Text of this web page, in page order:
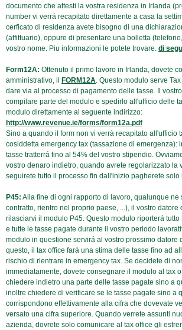
documento che attesti la vostra residenza in Irlanda
number vi verrá recapitato direttamente a casa la
cerficato di residenza avete bisogno di una
(affittuario), oppure di presentare una bolletta
vostro nome. Piu informazioni le potete trovare. di
Form12A: Ottenuto il primo lavoro in Irlanda, dovete
amministrativo, il FORM12A . Questo modulo serve
dare via al processo di pagamento delle tasse. Il
compilare parte del modulo e spedirlo all'ufficio delle
modulo direttamente al seguente indirizzo:
http://www.revenue.ie/forms/form12a.pdf
Sino a quando il form non vi verrà recapitato all'ufficio
cosiddetta emergency tax (tassazione di emergenza):
tasse tratterrá fino al 54% del vostro stipendio.
vostro denaro indietro, quando avrete regolarizzato la
seguirete tutto il processo fin dall'inizio pagherete solo
P45: Alla fine di ogni rapporto di lavoro, qualunque ne
contratto, rientro nel proprio paese, ...), il vostro datore
rilasciarvi il modulo P45. Questo modulo riporterá
e tutte le tasse pagate durante il vostro periodo
modulo in questione servirá al vostro prossimo datore
questo, il tax office fará una stima delle tasse fino ad
rischio di rientrare in emergency tax. Se decidete di
immediatamente, dovete consegnare il modulo al tax
chiedere indietro una parte delle tasse pagate sino a
inoltre chiedere di verificare se le tasse pagate sino a
corrispondono effettivamente alla cifra che dovevate
versato una cifra superiore. Quando verrete assunti
azienda, dovrete solo comunicare al tax office gli